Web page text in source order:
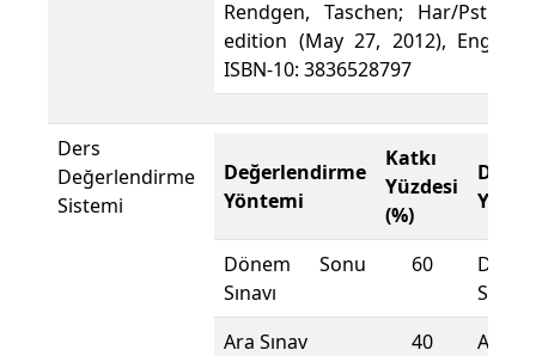
Rendgen, Taschen; Har/Pstr M
edition (May 27, 2012), English,
ISBN-10: 3836528797
Ders
Değerlendirme
Sistemi
Değerlendirme
Yöntemi
Katkı
Yüzdesi
(%)
Dönem Sonu
Sınavı
60
Sınavı
Ara Sınav
40 Ara